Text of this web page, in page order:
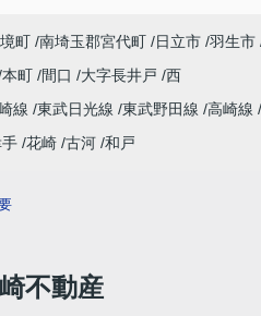
町 南埼玉郡宮代町 日立市 羽生市
本町 間口 大字長井戸 西
線 東武日光線 東武野田線 高崎線
花崎 古河 和戸
不動産